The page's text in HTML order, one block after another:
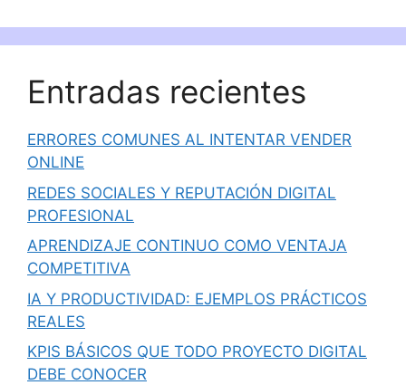
Entradas recientes
ERRORES COMUNES AL INTENTAR VENDER
ONLINE
REDES SOCIALES Y REPUTACIÓN DIGITAL
PROFESIONAL
APRENDIZAJE CONTINUO COMO VENTAJA
COMPETITIVA
IA Y PRODUCTIVIDAD: EJEMPLOS PRÁCTICOS
REALES
KPIS BÁSICOS QUE TODO PROYECTO DIGITAL
DEBE CONOCER